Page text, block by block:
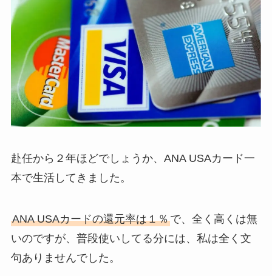
赴任から２年ほどでしょうか、ANA USAカード一
本で生活してきました。
ANA USAカードの還元率は１％で、全く高くは無
いのですが、普段使いしてる分には、私は全く文
句ありませんでした。